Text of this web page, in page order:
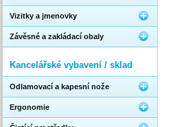
Vizitky a jmenovky
Závěsné a zakládací obaly
Kancelářské vybavení / sklad
Odlamovací a kapesní nože
Ergonomie